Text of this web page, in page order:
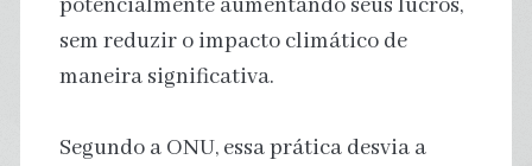
potencialmente aumentando seus lucros,
sem reduzir o impacto climático de
maneira significativa.
Segundo a ONU, essa prática desvia a